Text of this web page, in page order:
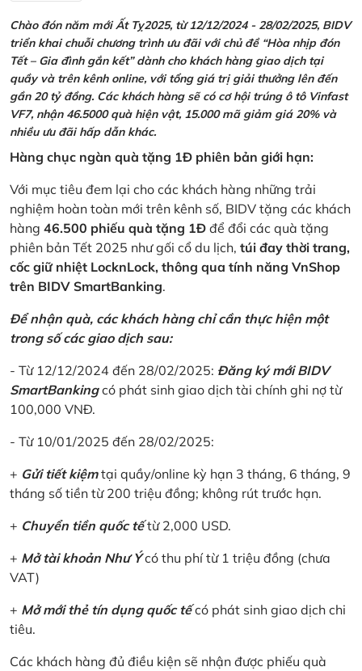
Chào đón năm mới Ất Tỵ2025, từ 12/12/2024 - 28/02/2025, BIDV
triển khai chuỗi chương trình ưu đãi với chủ đề “Hòa nhịp đón
Tết – Gia đình gắn kết” dành cho khách hàng giao dịch tại
quầy và trên kênh online, với tổng giá trị giải thưởng lên đến
gần 20 tỷ đồng. Các khách hàng sẽ có cơ hội trúng ô tô Vinfast
VF7, nhận 46.5000 quà hiện vật, 15.000 mã giảm giá 20% và
nhiều ưu đãi hấp dẫn khác.
Hàng chục ngàn quà tặng 1Đ phiên bản giới hạn:
Với mục tiêu đem lại cho các khách hàng những trải
nghiệm hoàn toàn mới trên kênh số, BIDV tặng các khách
hàng 46.500 phiếu quà tặng 1Đ để đổi các quà tặng
phiên bản Tết 2025 như gối cổ du lịch, túi đay thời trang,
cốc giữ nhiệt LocknLock, thông qua tính năng VnShop
trên BIDV SmartBanking.
Để nhận quà, các khách hàng chỉ cần thực hiện một
trong số các giao dịch sau:
- Từ 12/12/2024 đến 28/02/2025: Đăng ký mới BIDV
SmartBankingcó phát sinh giao dịch tài chính ghi nợ từ
100,000 VNĐ.
- Từ 10/01/2025 đến 28/02/2025:
+ Gửi tiết kiệmtại quầy/online kỳ hạn 3 tháng, 6 tháng, 9
tháng số tiền từ 200 triệu đồng; không rút trước hạn.
+ Chuyển tiền quốc tếtừ 2,000 USD.
+ Mở tài khoản Như Ýcó thu phí từ 1 triệu đồng (chưa
VAT)
+ Mở mới thẻ tín dụng quốc tếcó phát sinh giao dịch chi
tiêu.
Các khách hàng đủ điều kiện sẽ nhận được phiếu quà